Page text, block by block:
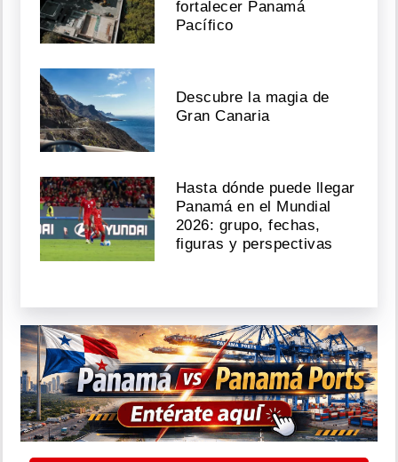
fortalecer Panamá
Pacífico
Descubre la magia de
Gran Canaria
Hasta dónde puede llegar
Panamá en el Mundial
2026: grupo, fechas,
figuras y perspectivas